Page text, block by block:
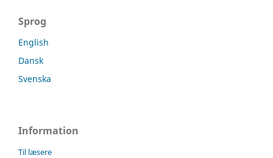
Sprog
English
Dansk
Svenska
Information
Til læsere